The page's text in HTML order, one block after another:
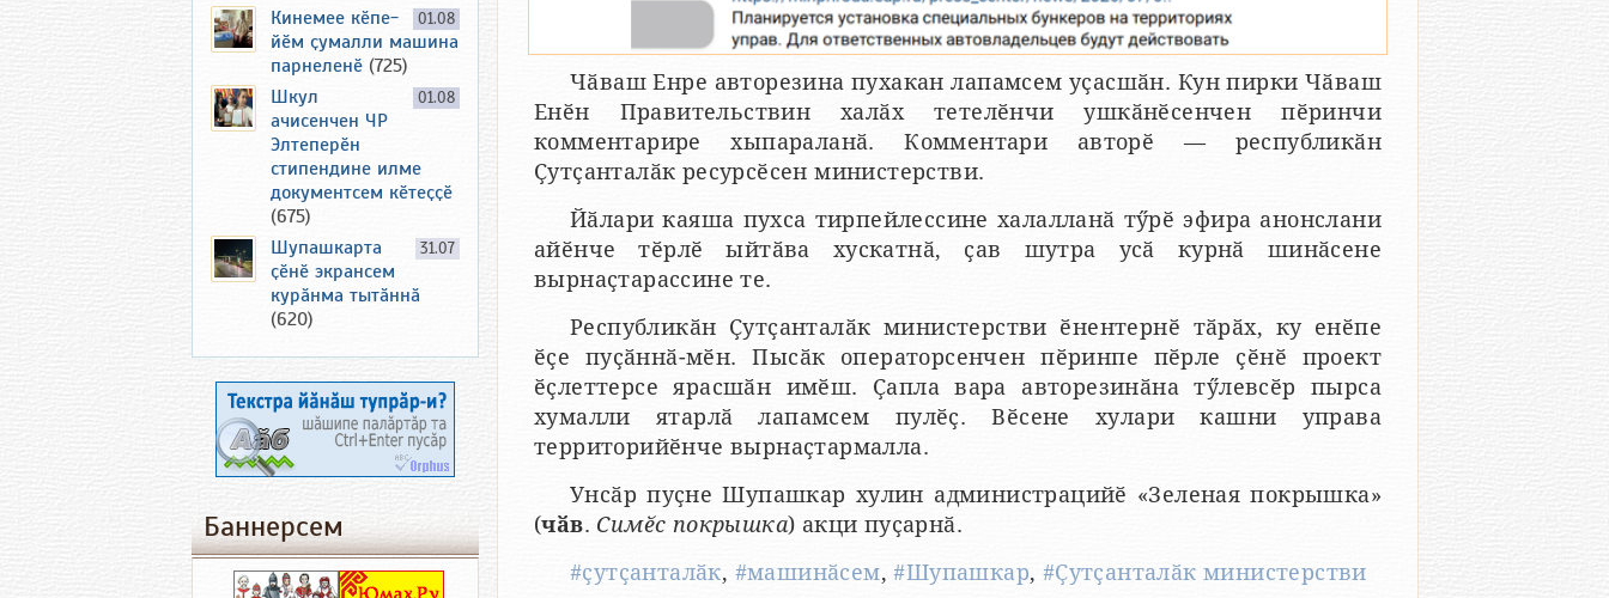
Чӑваш Енре авторезина пухакан лапамсем уҫасшӑн. Кун пирки Чӑваш
Енӗн Правительствин халӑх тетелӗнчи ушкӑнӗсенчен пӗринчи
комментарире хыпараланӑ. Комментари авторӗ — республикӑн
Ҫутҫанталӑк ресурсӗсен министерстви.
Йӑлари каяша пухса тирпейлессине халалланӑ тӳрӗ эфира анонслани
айӗнче тӗрлӗ ыйтӑва хускатнӑ, ҫав шутра усӑ курнӑ шинӑсене
вырнаҫтарассине те.
Республикӑн Ҫутҫанталӑк министерстви ӗнентернӗ тӑрӑх, ку енӗпе
ӗҫе пуҫӑннӑ-мӗн. Пысӑк операторсенчен пӗринпе пӗрле ҫӗнӗ проект
ӗҫлеттерсе ярасшӑн имӗш. Ҫапла вара авторезинӑна тӳлевсӗр пырса
хумалли ятарлӑ лапамсем пулӗҫ. Вӗсене хулари кашни управа
территорийӗнче вырнаҫтармалла.
Унсӑр пуҫне Шупашкар хулин администрацийӗ «Зеленая покрышка»
(чӑв. Симӗс покрышка) акци пуҫарнӑ.
#ҫутҫанталӑк, #машинӑсем,#Шупашкар, #Ҫутҫанталӑк министерстви
01.08
Кинемее кӗпе-
йӗм ҫумалли машина
парнеленӗ (725)
01.08
Шкул
ачисенчен ЧР
Элтеперӗн
стипендине илме
документсем кӗтеҫҫӗ
(675)
31.07
Шупашкарта
ҫӗнӗ экрансем
курӑнма тытӑннӑ
(620)
Баннерсем